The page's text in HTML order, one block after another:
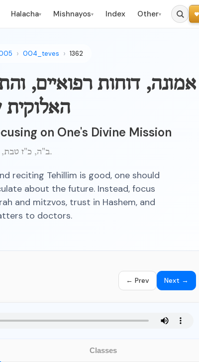
Halacha▾ Mishnayos▾ Index Other▾
004_teves 1362
אמונה, דוחות רפואיים,
on One's Divine Mission
ב"ה, כ"ז טבת, תשי"ב ברוקלין.
reciting Tehillim is good, one should
about the future. Instead, focus
and mitzvos, trust in Hashem, and
to doctors.
← Prev Next →
Classes